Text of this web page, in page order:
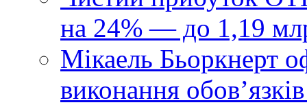
на 24% — до 1,19
Мікаель Бьоркнерт
виконання